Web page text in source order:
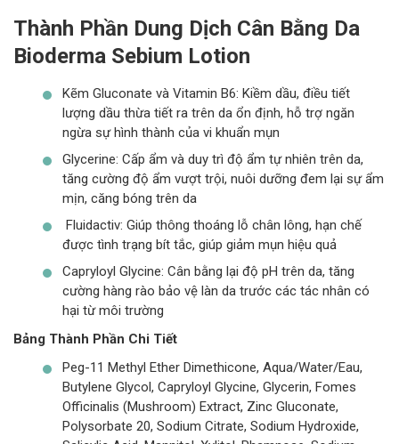
Thành Phần Dung Dịch Cân Bằng Da
Bioderma Sebium Lotion
Kẽm Gluconate và Vitamin B6: Kiềm dầu, điều tiết
lượng dầu thừa tiết ra trên da ổn định, hỗ trợ ngăn
ngừa sự hình thành của vi khuẩn mụn
Glycerine: Cấp ẩm và duy trì độ ẩm tự nhiên trên da,
tăng cường độ ẩm vượt trội, nuôi dưỡng đem lại sự ẩm
mịn, căng bóng trên da
Fluidactiv: Giúp thông thoáng lỗ chân lông, hạn chế
được tình trạng bít tắc, giúp giảm mụn hiệu quả
Capryloyl Glycine: Cân bằng lại độ pH trên da, tăng
cường hàng rào bảo vệ làn da trước các tác nhân có
hại từ môi trường
Bảng Thành Phần Chi Tiết
Peg-11 Methyl Ether Dimethicone, Aqua/Water/Eau,
Butylene Glycol, Capryloyl Glycine, Glycerin, Fomes
Officinalis (Mushroom) Extract, Zinc Gluconate,
Polysorbate 20, Sodium Citrate, Sodium Hydroxide,